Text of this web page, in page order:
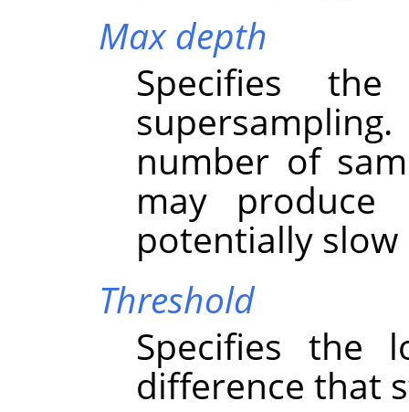
Max depth
Specifies
number of
may
potentially
Threshold
Specifies the
difference that